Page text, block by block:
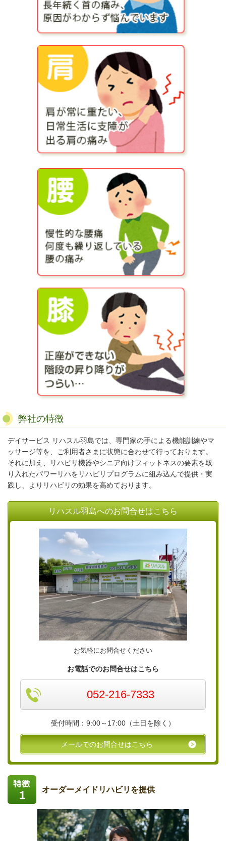
弊社の特徴
デイサービス リハスル羽島では、専門家の手による機能訓練やマ
ッサージ等を、ご利用者さまに状態に合わせて行っております。
それに加え、リハビリ機器やシニア向けフィットネスの要素を取
り入れたパワーリハをリハビリプログラムに組み込んで提供・実
践し、よりリハビリの効果を高めております。
リハスル羽島へのお問合せはこちら
お気軽にお問合せください
お電話でのお問合せはこちら
052-216-7333
受付時間：9:00～17:00（土日を除く）
メールでのお問合せはこちら
オーダーメイドリハビリを提供